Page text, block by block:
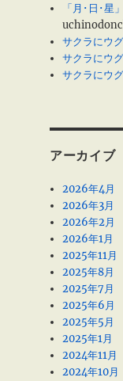
「月･日･
サクラにウ
サクラにウ
サクラにウ
アーカイブ
2026年4月
2026年3月
2026年2月
2026年1月
2025年11月
2025年8月
2025年7月
2025年6月
2025年5月
2025年1月
2024年11月
2024年10月